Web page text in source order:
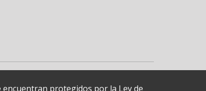
protegidos por la Ley de